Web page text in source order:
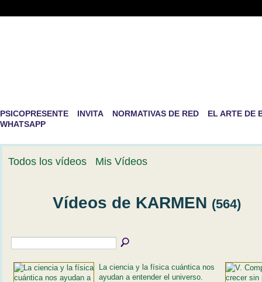
PSICOPRESENTE INVITA NORMATIVAS DE RED
EL ARTE DE
WHATSAPP
Todos los vídeos Mis Vídeos
Vídeos de KARMEN (564)
La ciencia y la física cuántica nos
ayudan a entender el universo.